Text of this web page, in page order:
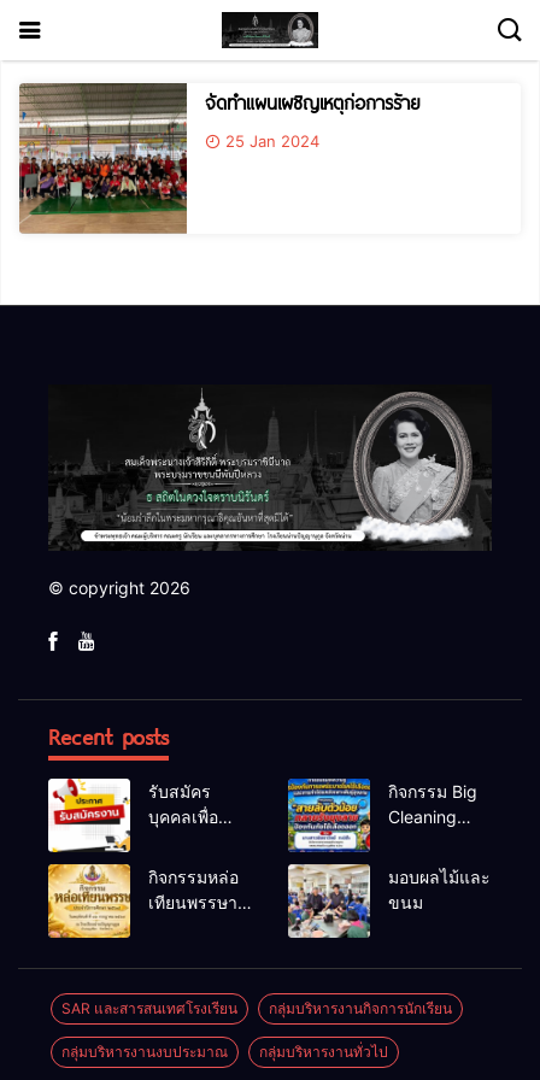
จัดทำแผนเผชิญเหตุก่อการร้าย
25 Jan 2024
© copyright 2026
Recent posts
รับสมัคร
บุคคลเพื่อ
เลือกสรรเป็น
พนักงาน
กิจกรรม Big
Cleaning
ป้องกันโรคไข้
กิจกรรมหล่อ
เทียนพรรษา
มอบผลไม้และ
ขนม
SAR และสารสนเทศโรงเรียน กลุ่มบริหารงานกิจการนักเรียน
กลุ่มบริหารงานงบประมาณ กลุ่มบริหารงานทั่วไป